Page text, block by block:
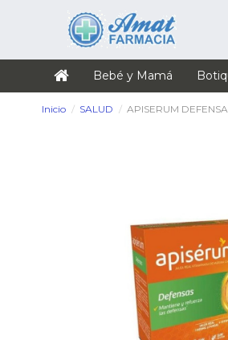
Bebé y Mamá
Inicio SALUD APISERUM